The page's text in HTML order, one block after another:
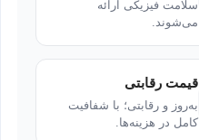
سلامت فیزیکی ارائه
می‌شوند.
قیمت رقابتی
به‌روز و رقابتی؛ با شفافیت
کامل در هزینه‌ها.